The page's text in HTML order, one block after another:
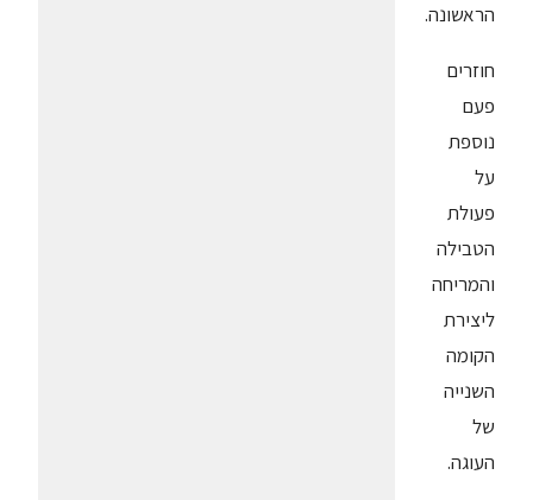
הראשונה.
חוזרים
פעם
נוספת
על
פעולת
הטבילה
והמריחה
ליצירת
הקומה
השנייה
של
העוגה.